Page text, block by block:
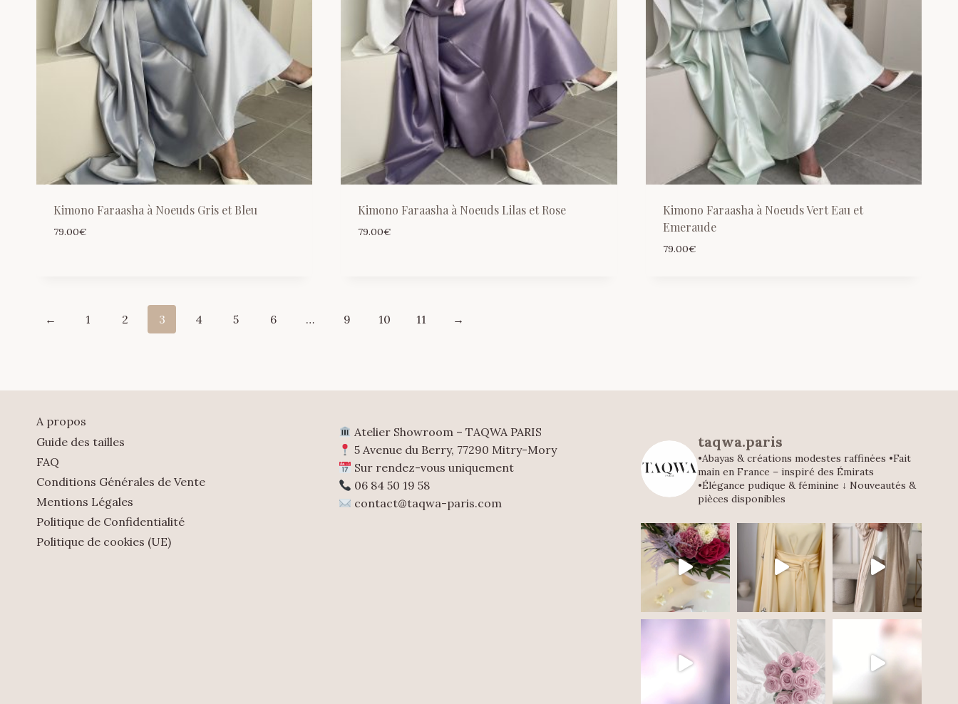
Kimono Faraasha à Noeuds Gris et Bleu
79.00€
Kimono Faraasha à Noeuds Lilas et Rose
79.00€
Kimono Faraasha à Noeuds Vert Eau et
Emeraude
79.00€
← 1 2 3 4 5 6 … 9 10 11 →
A propos
Guide des tailles
FAQ
Conditions Générales de Vente
Mentions Légales
Politique de Confidentialité
Politique de cookies (UE)
Atelier Showroom – TAQWA PARIS
5 Avenue du Berry, 77290 Mitry-Mory
Sur rendez-vous uniquement
06 84 50 19 58
contact@taqwa-paris.com
taqwa.paris
•Abayas & créations modestes raffinées •Fait
main en France – inspiré des Émirats
•Élégance pudique & féminine ↓ Nouveautés &
pièces disponibles